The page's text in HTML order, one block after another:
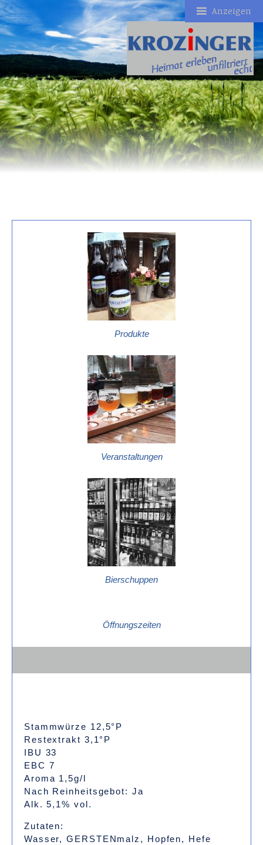
Anzeigen
Produkte
Veranstaltungen
Bierschuppen
Öffnungszeiten
Stammwürze 12,5°P
Restextrakt 3,1°P
IBU 33
EBC 7
Aroma 1,5g/l
Nach Reinheitsgebot: Ja
Alk. 5,1% vol.
Zutaten:
Wasser, GERSTENmalz, Hopfen, Hefe